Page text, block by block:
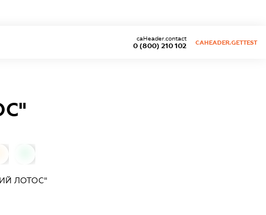
0 (800) 210 102
caHeader.contact
CAHEADER.GETTEST
ЛОТОС"